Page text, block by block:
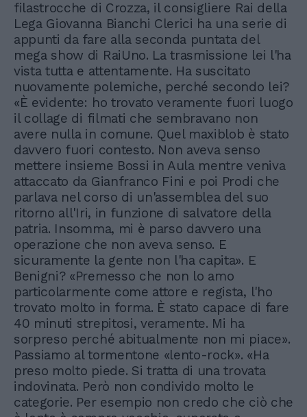
filastrocche di Crozza, il consigliere Rai della
Lega Giovanna Bianchi Clerici ha una serie di
appunti da fare alla seconda puntata del
mega show di RaiUno. La trasmissione lei l'ha
vista tutta e attentamente. Ha suscitato
nuovamente polemiche, perché secondo lei?
«È evidente: ho trovato veramente fuori luogo
il collage di filmati che sembravano non
avere nulla in comune. Quel maxiblob è stato
davvero fuori contesto. Non aveva senso
mettere insieme Bossi in Aula mentre veniva
attaccato da Gianfranco Fini e poi Prodi che
parlava nel corso di un'assemblea del suo
ritorno all'Iri, in funzione di salvatore della
patria. Insomma, mi è parso davvero una
operazione che non aveva senso. E
sicuramente la gente non l'ha capita». E
Benigni? «Premesso che non lo amo
particolarmente come attore e regista, l'ho
trovato molto in forma. È stato capace di fare
40 minuti strepitosi, veramente. Mi ha
sorpreso perché abitualmente non mi piace».
Passiamo al tormentone «lento-rock». «Ha
preso molto piede. Si tratta di una trovata
indovinata. Però non condivido molto le
categorie. Per esempio non credo che ciò che